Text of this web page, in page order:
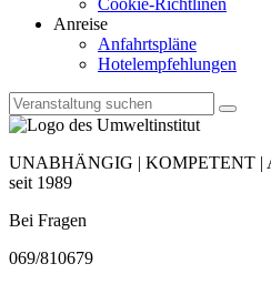
Anreise
Anfahrtspläne
Hotelempfehlungen
UNABHÄNGIG | KOMPETENT
seit 1989
Bei Fragen
069/810679